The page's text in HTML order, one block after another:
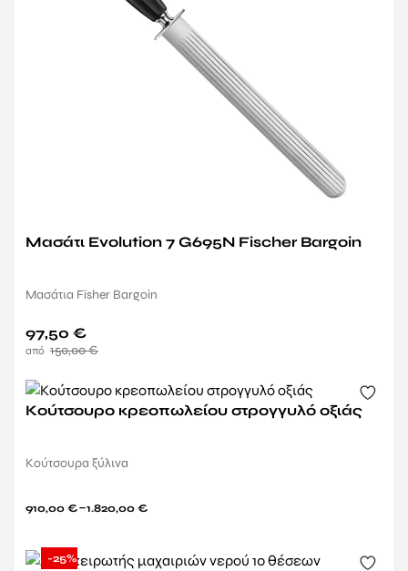
Μασάτι Evolution 7 G695N Fischer Bargoin
Μασάτια Fisher Bargoin
150,00€
97,50 €
Κούτσουρο κρεοπωλείου στρογγυλό οξιάς
Κούτσουρα ξύλινα
910,00 €–1.820,00 €
-25%